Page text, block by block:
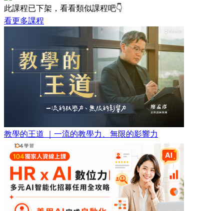
此課程已下架，看看類似課程吧👇
看更多課程
教學的王道 ｜一流的教學力、無限的影響力